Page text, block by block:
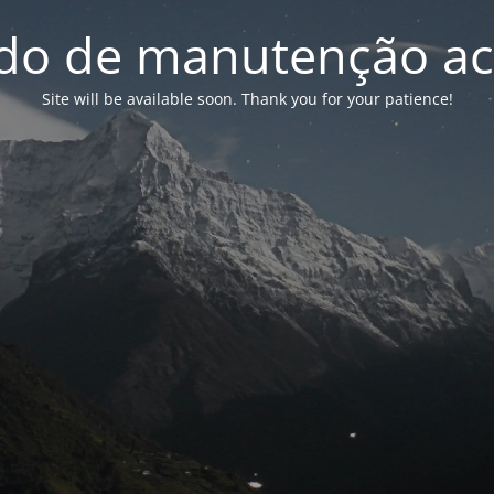
de manutenção
Site will be available soon. Thank you for your patience!